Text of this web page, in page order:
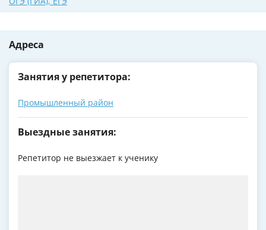
Адреса
Занятия у репетитора:
Промышленный район
Выездные занятия:
Репетитор не выезжает к ученику